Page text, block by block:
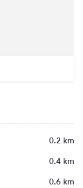
0.2 km
0.4 km
0.6 km